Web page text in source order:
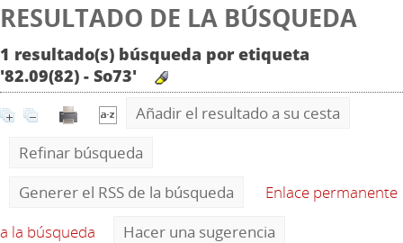
RESULTADO DE LA BÚSQUEDA
1 resultado(s) búsqueda por etiqueta
'82.09(82) - So73'
Añadir el resultado a su cesta
Refinar búsqueda
Generer el RSS de la búsqueda
Enlace permanente
a la búsqueda
Hacer una sugerencia